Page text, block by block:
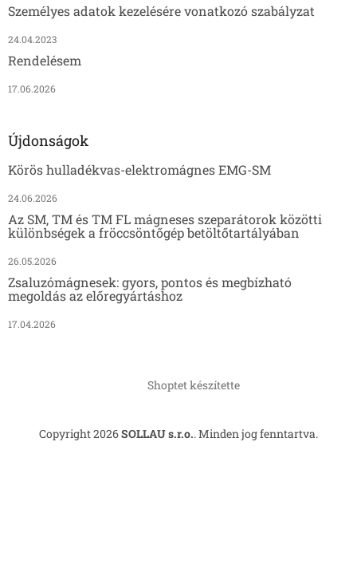
Személyes adatok kezelésére vonatkozó szabályzat
24.04.2023
Rendelésem
17.06.2026
Újdonságok
Körös hulladékvas-elektromágnes EMG-SM
24.06.2026
Az SM, TM és TM FL mágneses szeparátorok közötti
különbségek a fröccsöntőgép betöltőtartályában
26.05.2026
Zsaluzómágnesek: gyors, pontos és megbízható
megoldás az előregyártáshoz
17.04.2026
Shoptet készítette
Copyright 2026SOLLAU s.r.o.. Minden jog fenntartva.